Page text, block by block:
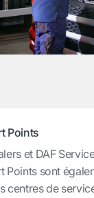
Points
et DAF
Points sont
centres de